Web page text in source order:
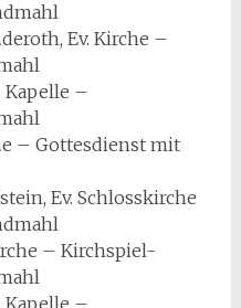
Ev. Kirche –
Kapelle –
– Gottesdienst mit
Ev. Schlosskirche
– Kirchspiel-